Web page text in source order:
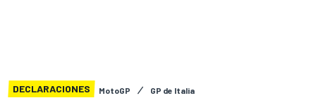
DECLARACIONES MotoGP GP de Italia